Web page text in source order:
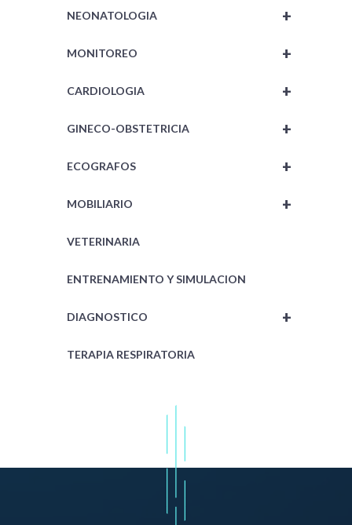
+
NEONATOLOGIA
+
MONITOREO
+
CARDIOLOGIA
+
GINECO-OBSTETRICIA
+
ECOGRAFOS
+
MOBILIARIO
VETERINARIA
ENTRENAMIENTO Y SIMULACION
+
DIAGNOSTICO
TERAPIA RESPIRATORIA